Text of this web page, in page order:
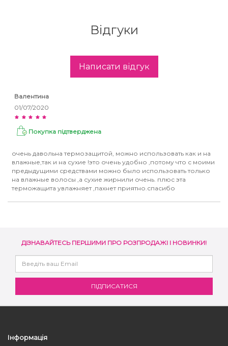
Відгуки
Написати відгук
Валентина
01/07/2020
Покупка підтверджена
очень давольна термозащитой, можно использовать как и на
влажные,так и на сухие !это очень удобно ,потому что с моими
предыдущими средствами можно было использовать только
на влажные волосы ,а сухие жирнили очень. плюс эта
терможащита увлажняет ,пахнет приятно.спасибо
ДІЗНАВАЙТЕСЬ ПЕРШИМИ ПРО РОЗПРОДАЖІ І НОВИНКИ!
Інформація